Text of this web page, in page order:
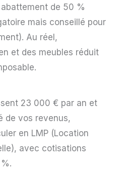
de 50 %
mais conseillé pour
Au réel,
et des meubles réduit
23 000 € par an et
de vos revenus,
en LMP (Location
avec cotisations